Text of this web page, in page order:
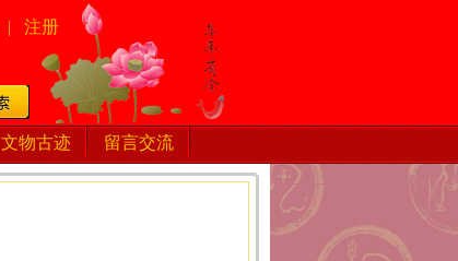
| 注册
文物古迹 留言交流